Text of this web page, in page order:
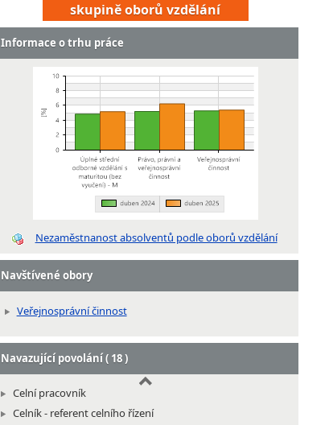
skupině oborů vzdělání
Informace o trhu práce
Nezaměstnanost absolventů podle oborů vzdělání
Navštívené obory
Veřejnosprávní činnost
Navazující povolání ( 18 )
Dozorčí úředník
Pracovník infocentra soudu
Protokolující úředník
Soudní zapisovatel
Vedoucí soudní kanceláře
Celní pracovník
Celník - referent celního řízení